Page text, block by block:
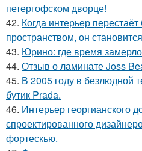
петергофском дворце!
42. Когда интерьер
пространством, он
43. Юрино: где время
44. Отзыв о ламинате Joss
45. В 2005 году в безлюдной
бутик Prada.
46. Интерьер георгианского
спроектированного
фортескью.